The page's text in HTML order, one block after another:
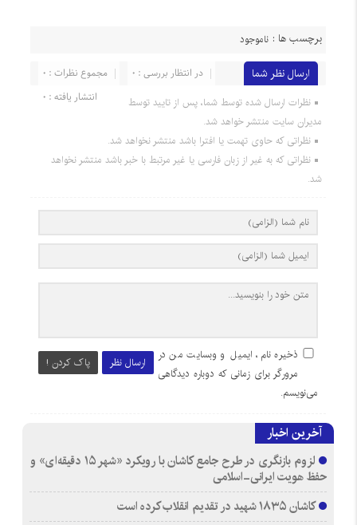
برچسب ها : ناموجود
ارسال نظر شما مجموع نظرات : 0
در انتظار بررسی : 0
انتشار یافته : 0
نظرات ارسال شده توسط شما، پس از تایید توسط
مدیران سایت منتشر خواهد شد.
نظراتی که حاوی تهمت یا افترا باشد منتشر نخواهد شد.
نظراتی که به غیر از زبان فارسی یا غیر مرتبط با خبر باشد منتشر نخواهد
شد.
ارسال نظر پاک کردن !
ذخیره نام، ایمیل و وبسایت من در
مرورگر برای زمانی که دوباره دیدگاهی
می‌نویسم.
آخرین اخبار
لزوم بازنگری در طرح جامع کاشان با رویکرد «شهر ۱۵ دقیقه‌ای» و
حفظ هویت ایرانی-اسلامی
کاشان ۱۸۳۵ شهید در تقدیم انقلاب کرده است